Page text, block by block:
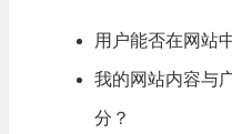
用户能否在网站
我的网站内容与
分？